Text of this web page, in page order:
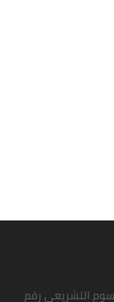
التشريعي رقم